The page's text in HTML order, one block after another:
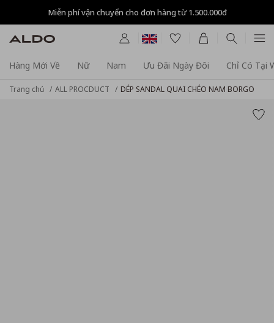
Miễn phí vận chuyển cho đơn hàng từ 1.500.000đ
Hàng Mới Về Nữ Nam Ưu Đãi Ngày Đôi Chỉ Có Tại
Trang chủ ALL PROCDUCT DÉP SANDAL QUAI CHÉO NAM BORGO